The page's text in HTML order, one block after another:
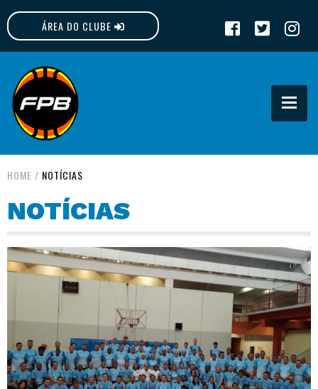
ÁREA DO CLUBE
FPB
HOME / NOTÍCIAS
NOTÍCIAS